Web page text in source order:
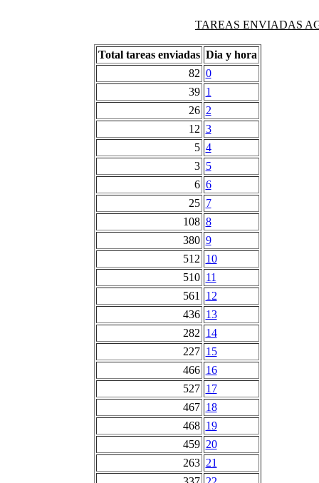
TAREAS ENVIADAS
Total tareas enviadas Dia y hora
82 0
39 1
26 2
12 3
5 4
3 5
6 6
25 7
108 8
380 9
512 10
510 11
561
12
436 13
282 14
227 15
466 16
527 17
467 18
468 19
459 20
263 21